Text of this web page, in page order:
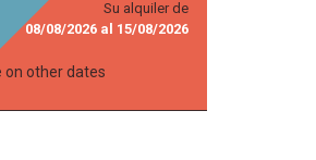
Su alquiler de
08/08/2026al 15/08/2026
on other dates